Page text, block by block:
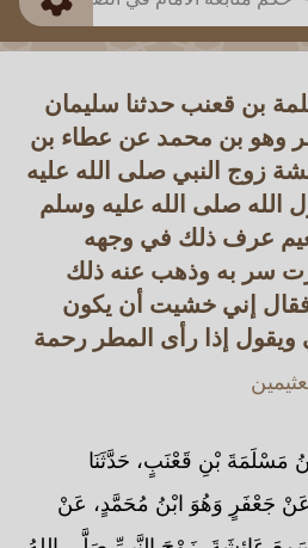
بن قعنب حدثنا سليمان
وهو بن محمد عن عطاء بن
زوج النبي صلى الله عليه
صلى الله عليه وسلم
عرف ذلك في وجهه
سر به وذهب عنه ذلك
إني خشيت أن يكون
إذا رأى المطر رحمة
مَسْلَمَةَ بْنِ قَعْنَبٍ، حَدَّثَنَا
عَنْ جَعْفَرٍ وَهُوَ ابْنُ مُحَمَّدٍ، عَنْ